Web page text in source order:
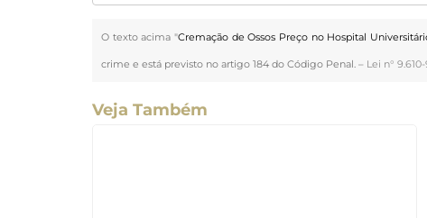
O texto acima "Cremação de Ossos Preço no Hospital
crime e está previsto no artigo 184 do Código Penal. – Lei n°
Veja Também